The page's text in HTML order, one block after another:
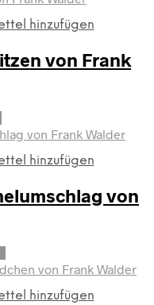
mehrere
auf.
Die
auf
der
Produktseite
gewählt
hinzufügen
von Frank
Dieses
Produkt
weist
mehrere
auf.
Die
auf
der
gewählt
hinzufügen
von
Dieses
Produkt
weist
mehrerehinzufügen